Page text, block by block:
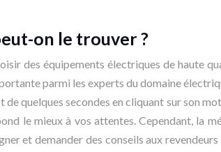
on le trouver ?
des équipements électriques de haute
parmi les experts du domaine
quelques secondes en cliquant sur son
le mieux à vos attentes. Cependant, la
et demander des conseils aux